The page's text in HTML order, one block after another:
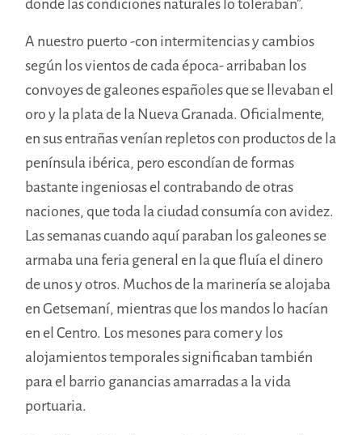
donde las condiciones naturales lo toleraban”.
A nuestro puerto -con intermitencias y cambios
según los vientos de cada época- arribaban los
convoyes de galeones españoles que se llevaban el
oro y la plata de la Nueva Granada. Oficialmente,
en sus entrañas venían repletos con productos de la
península ibérica, pero escondían de formas
bastante ingeniosas el contrabando de otras
naciones,que toda la ciudad consumía con avidez.
Las semanas cuando aquí paraban los galeones se
armaba una feria general en la que fluía el dinero
de unos y otros. Muchos de la marinería se alojaba
en Getsemaní, mientras que los mandos lo hacían
en el Centro. Los mesones para comer y los
alojamientos temporales significaban también
para el barrio ganancias amarradas a la vida
portuaria.